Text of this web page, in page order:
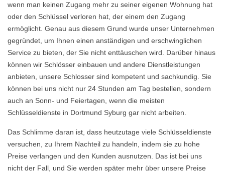
wenn man keinen Zugang mehr zu seiner eigenen Wohnung hat
oder den Schlüssel verloren hat, der einem den Zugang
ermöglicht. Genau aus diesem Grund wurde unser Unternehmen
gegründet, um Ihnen einen anständigen und erschwinglichen
Service zu bieten, der Sie nicht enttäuschen wird. Darüber hinaus
können wir Schlösser einbauen und andere Dienstleistungen
anbieten, unsere Schlosser sind kompetent und sachkundig. Sie
können bei uns nicht nur 24 Stunden am Tag bestellen, sondern
auch an Sonn- und Feiertagen, wenn die meisten
Schlüsseldienste in Dortmund Syburg gar nicht arbeiten.
Das Schlimme daran ist, dass heutzutage viele Schlüsseldienste
versuchen, zu Ihrem Nachteil zu handeln, indem sie zu hohe
Preise verlangen und den Kunden ausnutzen. Das ist bei uns
nicht der Fall, und Sie werden später mehr über unsere Preise